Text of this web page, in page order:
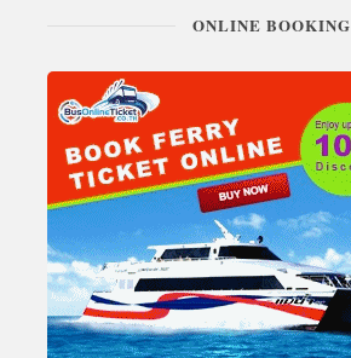
ONLINE BOOKING